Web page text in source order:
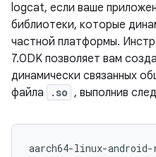
logcat, если ваше
библиотеки, которые
частной платформы.
7.0DK позволяет вам
динамически связанных
файла
.so , выполнив